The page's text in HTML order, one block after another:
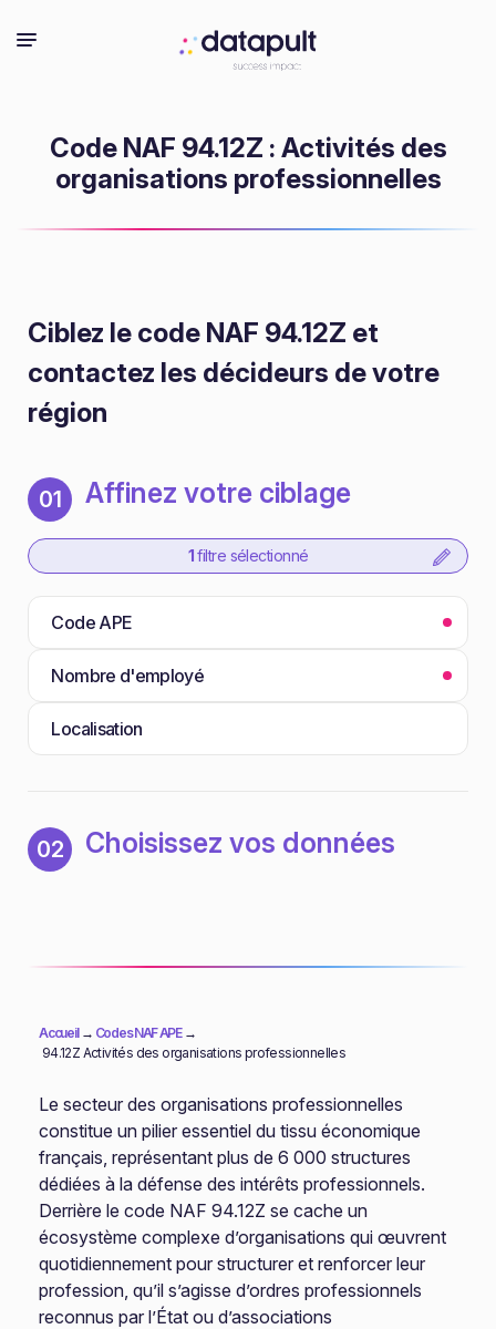
Code NAF 94.12Z : Activités des
organisations professionnelles
Ciblez le code NAF 94.12Z et
contactez les décideurs de votre
région
01 Affinez votre ciblage
1 filtre sélectionné
Code APE
Nombre d'employé
Localisation
02 Choisissez vos données
Accueil→ Codes NAF APE→
94.12Z Activités des organisations professionnelles
Le secteur des organisations professionnelles
constitue un pilier essentiel du tissu économique
français, représentant plus de 6 000 structures
dédiées à la défense des intérêts professionnels.
Derrière le code NAF 94.12Z se cache un
écosystème complexe d’organisations qui œuvrent
quotidiennement pour structurer et renforcer leur
profession, qu’il s’agisse d’ordres professionnels
reconnus par l’État ou d’associations